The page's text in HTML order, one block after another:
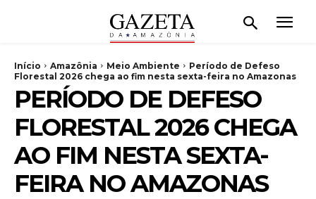
Início Amazônia Meio Ambiente
Período de Defeso
Florestal 2026 chega ao fim nesta sexta-feira no Amazonas
PERÍODO DE DEFESO
FLORESTAL 2026 CHEGA
AO FIM NESTA SEXTA-
FEIRA NO AMAZONAS